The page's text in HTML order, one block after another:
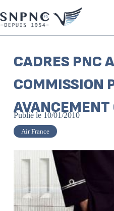
CADRES PNC
COMMISSION
AVANCEMENT
Publié le 10/01/2010
Air France